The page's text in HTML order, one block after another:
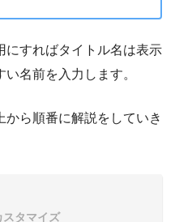
にすればタイトル名は表示
名前を入力します。
ら順番に解説をしていき
スタマイズ